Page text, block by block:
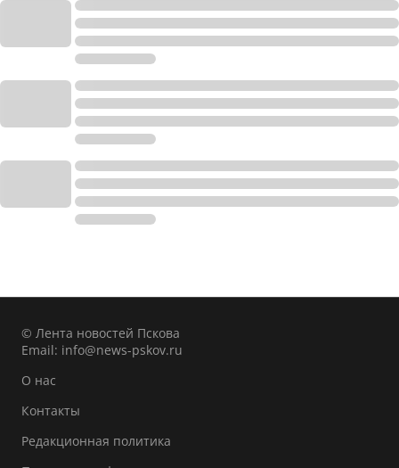
© Лента новостей Пскова
Email: info@news-pskov.ru
О нас
Контакты
Редакционная политика